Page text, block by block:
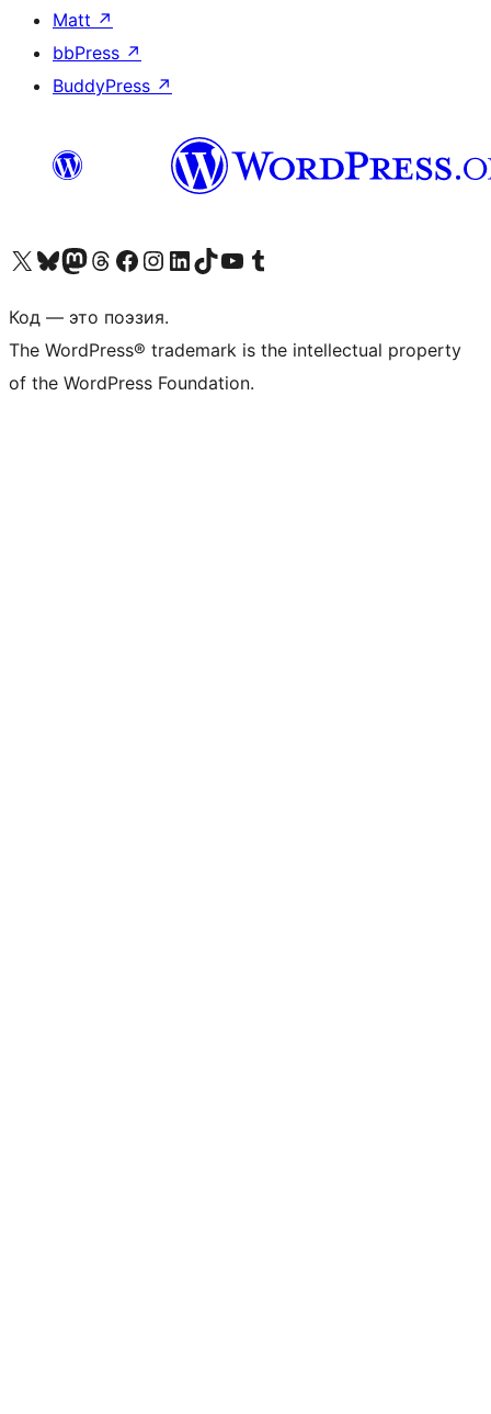
Matt ↗
bbPress ↗
BuddyPress ↗
Посетите нас в X (ранее Twitter)
Посетите нашу учётную запись в Bluesky
Посетите нашу ленту в Mastodon
Посетите нашу учётную запись в Threads
Посетите нашу страницу на Facebook
Посетите наш Instagram
Посетите нашу страницу в LinkedIn
Посетите нашу учётную запись в TikTok
Посетите наш канал YouTube
Посетите нашу учётную запись в Tumblr
Код — это поэзия.
The WordPress® trademark is the intellectual property
of the WordPress Foundation.